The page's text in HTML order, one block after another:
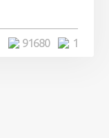
1
91680